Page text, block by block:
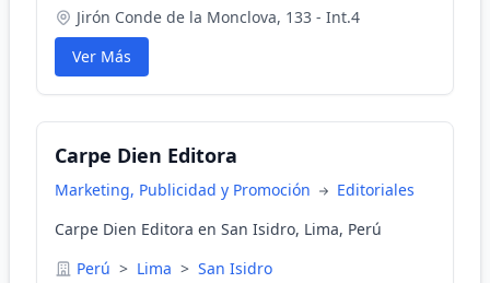
Jirón Conde de la Monclova, 133 - Int.4
Ver Más
Carpe Dien Editora
Marketing, Publicidad y Promoción
Editoriales
Carpe Dien Editora en San Isidro, Lima, Perú
Perú > Lima > San Isidro